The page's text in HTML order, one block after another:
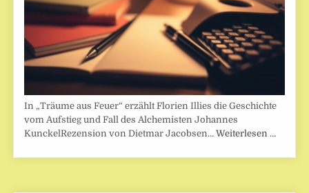
In „Träume aus Feuer“ erzählt Florien Illies die Geschichte
vom Aufstieg und Fall des Alchemisten Johannes
KunckelRezension von Dietmar Jacobsen…Weiterlesen …